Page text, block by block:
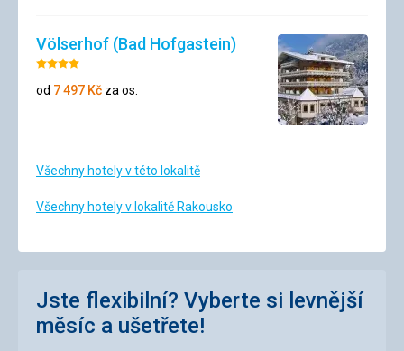
Völserhof (Bad Hofgastein)
Hodnocení:
4/5
od 7 497 Kč za os.
Všechny hotely v této lokalitě
Všechny hotely v lokalitě Rakousko
Jste flexibilní? Vyberte si levnější
měsíc a ušetřete!